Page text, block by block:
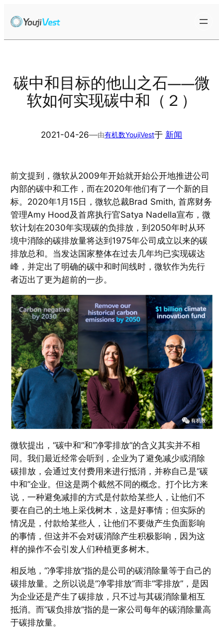
至
碳中和目标的他山之石——微
软如何实现碳中和（２）
2021-04-26—由有机数YoujiVest于 新闻
前文提到，微软从2009年开始就开始公开地推进公司
内部的碳中和工作，而在2020年他们有了一个新的目
标。2020年1月15日，微软总裁Brad Smith, 首席财务
管理Amy Hood及首席执行官Satya Nadella宣布，微
软计划在2030年实现碳的负排放，到2050年时从环
境中消除的碳排放量将达到1975年公司成立以来的碳
排放总和。当发达国家整体在过去几年均已实现碳达
峰，并定出了明确的碳中和时间线时，微软作为先行
者迈出了更为超前的一步。
微软提出，“碳中和”和“净零排放”的含义其实并不相
同。我们最近经常会听到，企业为了避免减少或消除
碳排放，会通过支付费用来进行抵消，并称自己是“碳
中和”企业。但这是两个截然不同的概念。打个比方来
说，一种避免减排的方式是付款给某些人，让他们不
要在自己的土地上采伐树木，这是好事情；但实际的
情况是，付款给某些人，让他们不要做产生负面影响
的事情，但这并不会对碳消除产生积极影响，因为这
样的操作不会引发人们种植更多树木。
相反地，“净零排放”指的是公司的碳消除量等于自己的
碳排放量。之所以说是“净零排放”而非“零排放”，是因
为企业还是产生了碳排放，只不过与其碳消除量相互
抵消。而“碳负排放”指的是一家公司每年的碳消除量高
于碳排放量。